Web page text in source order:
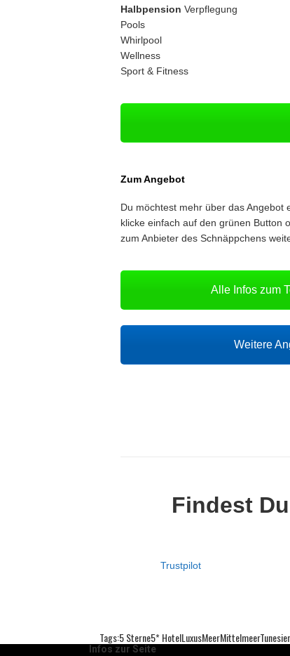
Halbpension Verpflegung
Pools
Whirlpool
Wellness
Sport & Fitness
Zum Angebot
Du möchtest mehr über das Angebot
klicke einfach auf den grünen Button
zum Anbieter des Schnäppchens
Alle Infos zum
Weitere
Findest
Trustpilot
Tags:5 Sterne5* HotelLuxusMeerMittelmeer
Infos zur Seite